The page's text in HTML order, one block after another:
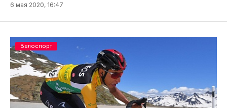
6 мая 2020, 16:47
Велоспорт